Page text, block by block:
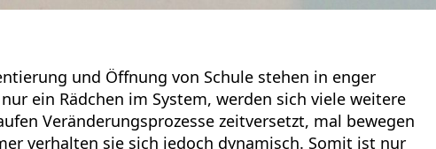
und Öffnung von Schule stehen in enger
ein Rädchen im System, werden sich viele weitere
Veränderungsprozesse zeitversetzt, mal bewegen
verhalten sie sich jedoch dynamisch. Somit ist nur